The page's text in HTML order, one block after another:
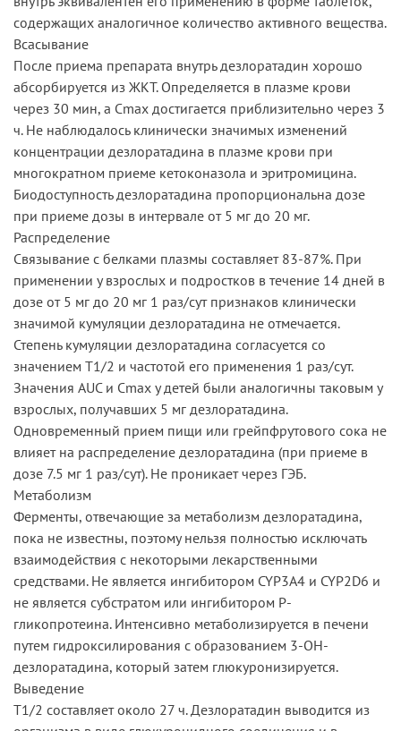
содержащих аналогичное количество активного вещества.
Всасывание
После приема препарата внутрь дезлоратадин хорошо
абсорбируется из ЖКТ. Определяется в плазме крови
через 30 мин, а Cmax достигается приблизительно через 3
ч. Не наблюдалось клинически значимых изменений
концентрации дезлоратадина в плазме крови при
многократном приеме кетоконазола и эритромицина.
Биодоступность дезлоратадина пропорциональна дозе
при приеме дозы в интервале от 5 мг до 20 мг.
Распределение
Связывание с белками плазмы составляет 83-87%. При
применении у взрослых и подростков в течение 14 дней в
дозе от 5 мг до 20 мг 1 раз/сут признаков клинически
значимой кумуляции дезлоратадина не отмечается.
Степень кумуляции дезлоратадина согласуется со
значением T1/2 и частотой его применения 1 раз/сут.
Значения AUC и Cmax у детей были аналогичны таковым у
взрослых, получавших 5 мг дезлоратадина.
Одновременный прием пищи или грейпфрутового сока не
влияет на распределение дезлоратадина (при приеме в
дозе 7.5 мг 1 раз/сут). Не проникает через ГЭБ.
Метаболизм
Ферменты, отвечающие за метаболизм дезлоратадина,
пока не известны, поэтому нельзя полностью исключать
взаимодействия с некоторыми лекарственными
средствами. Не является ингибитором CYP3A4 и CYP2D6 и
не является субстратом или ингибитором Р-
гликопротеина. Интенсивно метаболизируется в печени
путем гидроксилирования с образованием 3-ОН-
дезлоратадина, который затем глюкуронизируется.
Выведение
T1/2 составляет около 27 ч. Дезлоратадин выводится из